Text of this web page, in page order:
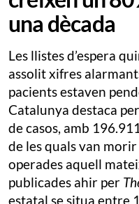
una dècada
Les llistes d’espera
assolit xifres
pacients estaven
Catalunya destaca
de casos, amb
de les quals van
operades aquell
publicades ahir per
estatal se situa entre